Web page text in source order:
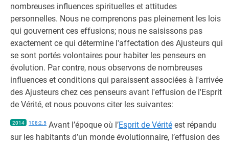
nombreuses influences spirituelles et attitudes
personnelles. Nous ne comprenons pas pleinement les lois
qui gouvernent ces effusions; nous ne saisissons pas
exactement ce qui détermine l'affectation des Ajusteurs qui
se sont portés volontaires pour habiter les penseurs en
évolution. Par contre, nous observons de nombreuses
influences et conditions qui paraissent associées à l'arrivée
des Ajusteurs chez ces penseurs avant l'effusion de l'Esprit
de Vérité, et nous pouvons citer les suivantes:
2014 108:2.5 Avant l’époque où l’Esprit de Vérité est répandu
sur les habitants d’un monde évolutionnaire, l’effusion des